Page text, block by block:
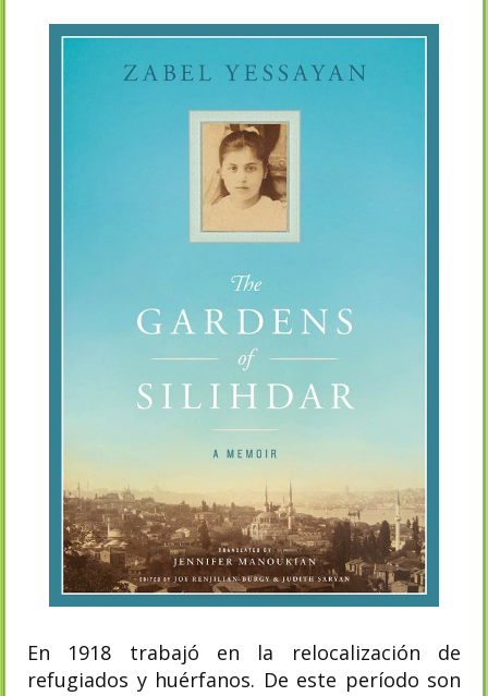
En 1918 trabajó en la relocalización de
refugiados y huérfanos. De este período son